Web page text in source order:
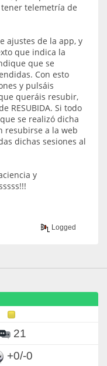
telemetría de
ajustes de la app, y
que indica la
que se
Con esto
y pulsáis
queráis resubir,
RESUBIDA. Si todo
se realizó dicha
resubirse a la web
dichas sesiones al
y
Logged
21
+0/-0